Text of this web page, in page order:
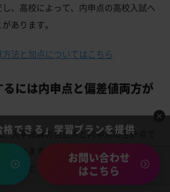
、高校によって、内申点の高校入試へ
あります。
法と加点についてはこちら
には内申点と偏差値両方が
入学試験の当日点と内申点の合計点で
あります。綾部高校の合格最低点をク
多くとっておくに越した事はありませ
格できる」学習プランを提供
お問い合わせ
はこちら